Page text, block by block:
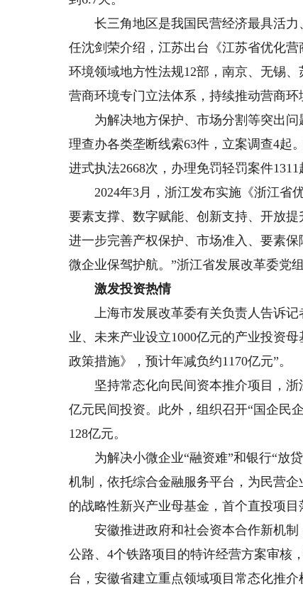
长三角地区是我国民营经济最具活力
任沈剑荣介绍，江苏出台《江苏省优化
环境领域地方性法规12部，南京、无锡
营商环境专门立法体系，持续推动营商
为解决地方保护、市场分割等突出问
理查办各类垄断线索63件，立案调查4起
进式执法2668次，办理免罚轻罚案件
2024年3月，浙江发布实施《浙江省优
要素支撑、数字赋能、创新支持、开放
进一步完善产权保护、市场准入、要素
微企业保驾护航。”浙江省发展改革委党
激发投资热情
上海市发展改革委有关负责人告诉记
业、未来产业设立1000亿元的产业投资
政策措施》，预计年减负约1170亿元”。
坚持常态化向民间资本推介项目，浙
亿元民间投资。此外，组织召开“国企民
128亿元。
为解决小微企业“融资难”和银行“放贷
机制，依托综合金融服务平台，为民营
的战略性新兴产业母基金，首个直投项目
安徽推进政府和社会资本合作新机制
公路、4个铁路项目的特许经营方案审核
台，安徽省建立重点领域项目常态化推